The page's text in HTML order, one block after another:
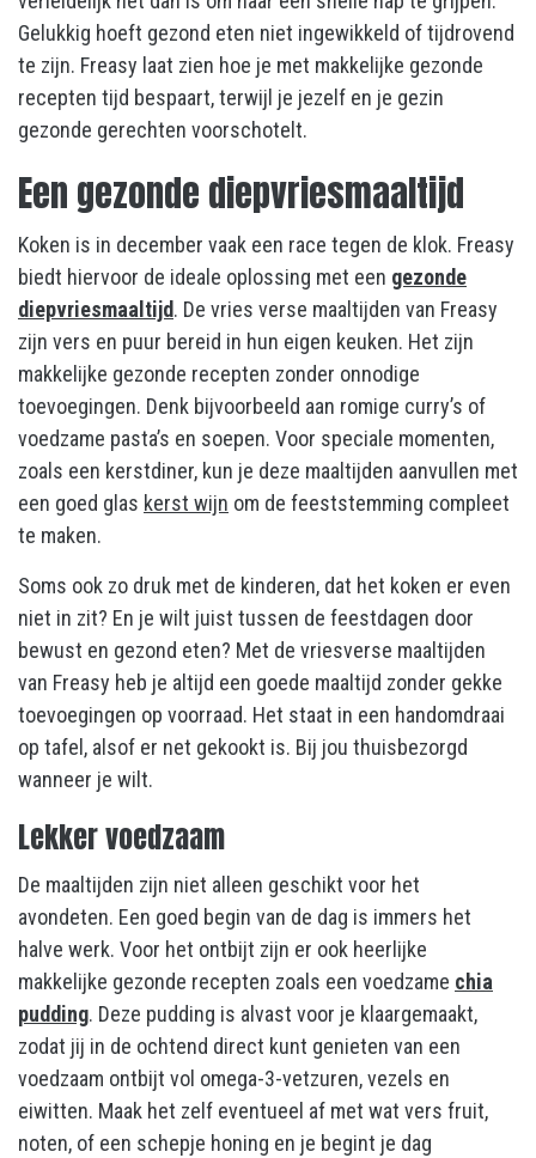
Gelukkig hoeft gezond eten niet ingewikkeld of tijdrovend
te zijn. Freasy laat zien hoe je met makkelijke gezonde
recepten tijd bespaart, terwijl je jezelf en je gezin
gezonde gerechten voorschotelt.
Een gezonde diepvriesmaaltijd
Koken is in december vaak een race tegen de klok. Freasy
biedt hiervoor de ideale oplossing met een gezonde
diepvriesmaaltijd. De vries verse maaltijden van Freasy
zijn vers en puur bereid in hun eigen keuken. Het zijn
makkelijke gezonde recepten zonder onnodige
toevoegingen. Denk bijvoorbeeld aan romige curry’s of
voedzame pasta’s en soepen. Voor speciale momenten,
zoals een kerstdiner, kun je deze maaltijden aanvullen met
een goed glas kerst wijn om de feeststemming compleet
te maken.
Soms ook zo druk met de kinderen, dat het koken er even
niet in zit? En je wilt juist tussen de feestdagen door
bewust en gezond eten? Met de vriesverse maaltijden
van Freasy heb je altijd een goede maaltijd zonder gekke
toevoegingen op voorraad. Het staat in een handomdraai
op tafel, alsof er net gekookt is. Bij jou thuisbezorgd
wanneer je wilt.
Lekker voedzaam
De maaltijden zijn niet alleen geschikt voor het
avondeten. Een goed begin van de dag is immers het
halve werk. Voor het ontbijt zijn er ook heerlijke
makkelijke gezonde recepten zoals een voedzame chia
pudding. Deze pudding is alvast voor je klaargemaakt,
zodat jij in de ochtend direct kunt genieten van een
voedzaam ontbijt vol omega-3-vetzuren, vezels en
eiwitten. Maak het zelf eventueel af met wat vers fruit,
noten, of een schepje honing en je begint je dag